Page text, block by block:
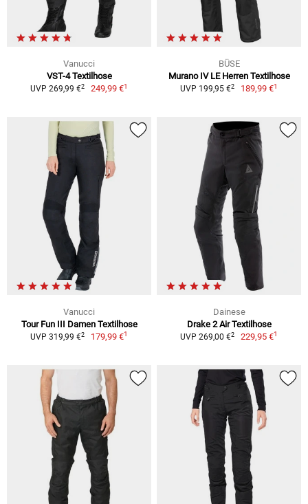
Vanucci
VST-4 Textilhose
UVP 269,99 €2 249,99 €1
BÜSE
Murano IV LE Herren Textilhose
UVP 199,95 €2 189,99 €1
Vanucci
Tour Fun III Damen Textilhose
UVP 319,99 €2 179,99 €1
Dainese
Drake 2 Air Textilhose
UVP 269,00 €2 229,95 €1